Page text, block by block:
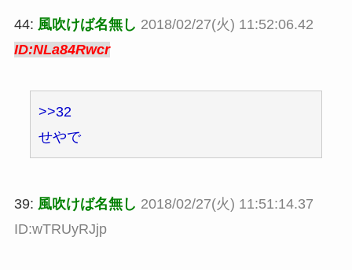
44: 風吹けば名無し 2018/02/27(火) 11:52:06.42
ID:NLa84Rwcr
>>32
せやで
39: 風吹けば名無し 2018/02/27(火) 11:51:14.37
ID:wTRUyRJjp